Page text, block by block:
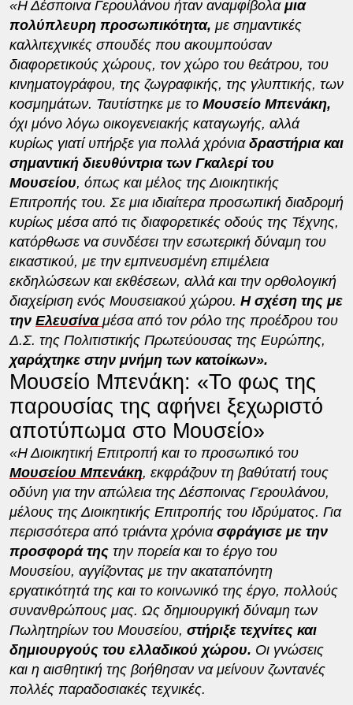
«Η Δέσποινα Γερουλάνου ήταν αναμφίβολα μια
πολύπλευρη προσωπικότητα, με σημαντικές
καλλιτεχνικές σπουδές που ακουμπούσαν
διαφορετικούς χώρους, τον χώρο του θεάτρου, του
κινηματογράφου, της ζωγραφικής, της γλυπτικής, των
κοσμημάτων. Ταυτίστηκε με τοΜουσείο Μπενάκη,
όχι μόνο λόγω οικογενειακής καταγωγής, αλλά
κυρίως γιατί υπήρξε για πολλά χρόνια δραστήρια και
σημαντική διευθύντρια των Γκαλερί του
Μουσείου, όπως και μέλος της Διοικητικής
Επιτροπής του. Σε μια ιδιαίτερα προσωπική διαδρομή
κυρίως μέσα από τις διαφορετικές οδούς της Τέχνης,
κατόρθωσε να συνδέσει την εσωτερική δύναμη του
εικαστικού, με την εμπνευσμένη επιμέλεια
εκδηλώσεων και εκθέσεων, αλλά και την ορθολογική
διαχείριση ενός Μουσειακού χώρου. Η σχέση της με
την Ελευσίνα μέσα από τον ρόλο της προέδρου του
Δ.Σ. της Πολιτιστικής Πρωτεύουσας της Ευρώπης,
χαράχτηκε στην μνήμη των κατοίκων».
Μουσείο Μπενάκη: «Το φως της
παρουσίας της αφήνει ξεχωριστό
αποτύπωμα στο Μουσείο»
«Η Διοικητική Επιτροπή και το προσωπικό του
Μουσείου Μπενάκη, εκφράζουν τη βαθύτατή τους
οδύνη για την απώλεια της Δέσποινας Γερουλάνου,
μέλους της Διοικητικής Επιτροπής του Ιδρύματος. Για
περισσότερα από τριάντα χρόνιασφράγισε με την
προσφορά τηςτην πορεία και το έργο του
Μουσείου, αγγίζοντας με την ακαταπόνητη
εργατικότητά της και το κοινωνικό της έργο, πολλούς
συνανθρώπους μας. Ως δημιουργική δύναμη των
Πωλητηρίων του Μουσείου, στήριξε τεχνίτες και
δημιουργούς του ελλαδικού χώρου. Οι γνώσεις
και η αισθητική της βοήθησαν να μείνουν ζωντανές
πολλές παραδοσιακές τεχνικές.